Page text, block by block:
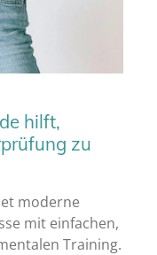
hilft,
zu
moderne
mit einfachen,
Training.